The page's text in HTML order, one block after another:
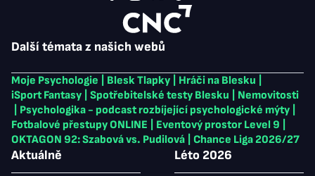
Další témata z našich webů
Moje Psychologie Blesk Tlapky Hráči na Blesku
iSport Fantasy
Spotřebitelské testy Blesku
Nemovitosti
Psychologika - podcast rozbíjející psychologické mýty
Fotbalové přestupy ONLINE
Eventový prostor Level 9
OKTAGON 92: Szabová vs. Pudilová
Chance Liga 2026/27
Aktuálně Léto 2026